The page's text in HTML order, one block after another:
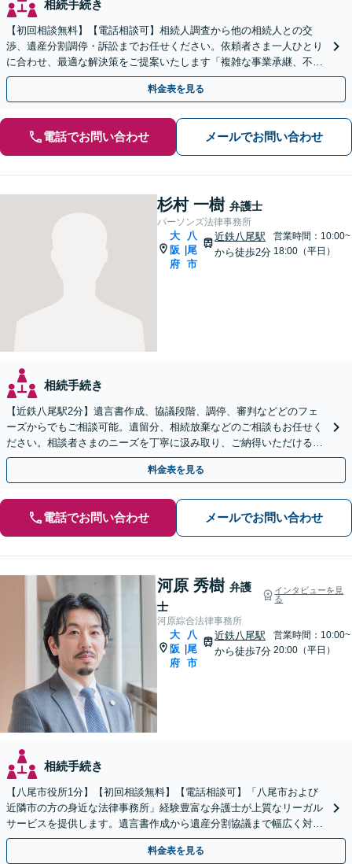
相続手続き
【初回相談無料】【電話相談可】相続人調査から他の相続人との交
渉、遺産分割調停・訴訟までお任せください。依頼者さま一人ひとり
に合わせ、最適な解決策をご提案いたします「複雑な事業承継、不動
産相続などにも対応」【完全個室対応】【休日・夜間相談可】
料金表を見る
電話でお問い合わせ メールでお問い合わせ
杉村 一樹 弁護士
パーソンズ法律事務所
大
阪
府
八
尾
市
近鉄八尾駅
から徒歩2分
営業時間：10:00~
18:00（平日）
相続手続き
【近鉄八尾駅2分】遺言書作成、協議段階、調停、審判などどのフェ
ーズからでもご相談可能。遺留分、相続放棄などのご相談もお任せく
ださい。相談者さまのニーズを丁寧に汲み取り、ご納得いただける解
決を実現できるよう尽力します【夜間・休日相談OK】
料金表を見る
電話でお問い合わせ メールでお問い合わせ
河原 秀樹 弁護
士
インタビューを見
る
河原綜合法律事務所
大
阪
府
八
尾
市
近鉄八尾駅
から徒歩7分
営業時間：10:00~
20:00（平日）
相続手続き
【八尾市役所1分】【初回相談無料】【電話相談可】「八尾市および
近隣市の方の身近な法律事務所」経験豊富な弁護士が上質なリーガル
サービスを提供します。遺言書作成から遺産分割協議まで幅広く対応
「他士業と連携してスムーズな解決」【休日・夜間相談可】
料金表を見る